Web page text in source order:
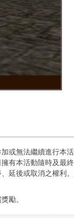
或無法繼續進行本活
有本活動隨時及最
延後或取消之權利
勵。